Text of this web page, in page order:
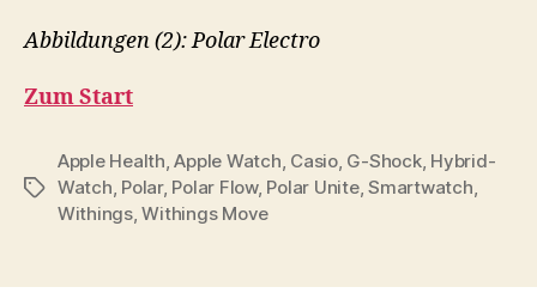
Abbildungen (2): Polar Electro
Zum Start
Schlagwörter
Apple Health,Apple Watch, Casio, G-Shock, Hybrid-
Watch, Polar, Polar Flow, Polar Unite,Smartwatch,
Withings,Withings Move